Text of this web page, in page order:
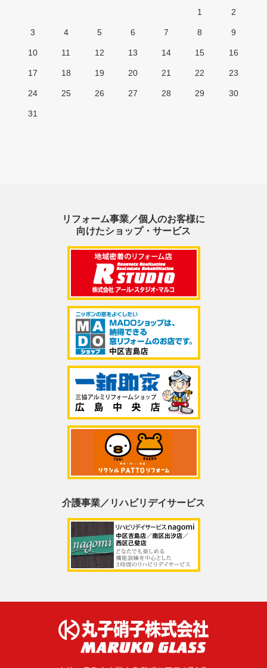
1
2
3 4 5 6 7 8 9
10 11 12 13 14 15 16
17 18 19 20 21 22 23
24 25 26 27 28 29 30
31
リフォーム事業／個人のお客様に
向けたショップ・サービス
介護事業／リハビリデイサービス